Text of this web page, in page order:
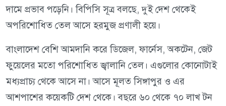
দামে প্রভাব পড়েনি। বিপিসি সূত্র বলছে, দুই দেশ থেকেই
অপরিশোধিত তেল আসে হরমুজ প্রণালী হয়ে।
বাংলাদেশ বেশি আমদানি করে ডিজেল, ফার্নেস, অকটেন, জেট
ফুয়েলের মতো পরিশোধিত জ্বালানি তেল। এগুলোর কোনোটাই
মধ্যপ্রাচ্য থেকে আসে না। আসে মূলত সিঙ্গাপুর ও এর
আশপাশের কয়েকটি দেশ থেকে। বছরে ৬০ থেকে ৭০ লাখ টন